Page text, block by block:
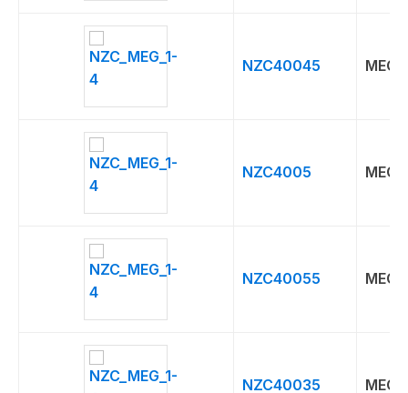
NZC40045 MEG
NZC4005 MEG
NZC40055 MEG
NZC40035 MEG